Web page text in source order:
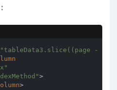
"tableData3.slice((page - 1)
>
>